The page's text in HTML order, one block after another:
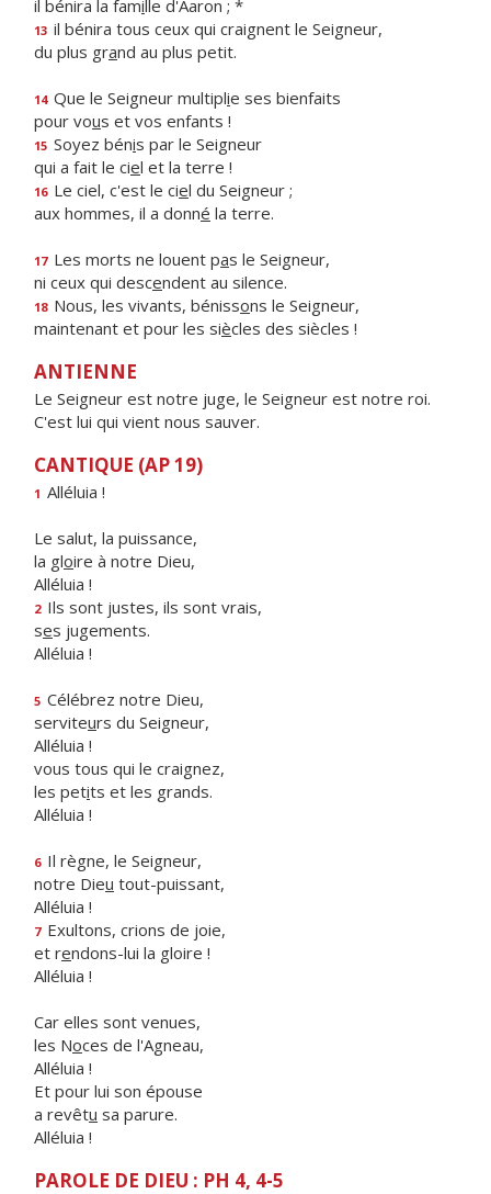
il bénira la fami lle d'Aaron ; *
13 il bénira tous ceux qui craignent le Seigneur,
du plus grand au plus petit.
14 Que le Seigneur multiplie ses bienfaits
pour vous et vos enfants !
15 Soyez bénis par le Seigneur
qui a fait le ciel et la terre !
16 Le ciel, c'est le ciel du Seigneur ;
aux hommes, il a donné la terre.
17 Les morts ne louent pas le Seigneur,
ni ceux qui descendent au silence.
18 Nous, les vivants, bénissons le Seigneur,
maintenant et pour les siècles des siècles !
ANTIENNE
Le Seigneur est notre juge, le Seigneur est notre roi.
C'est lui qui vient nous sauver.
CANTIQUE (AP 19)
1 Alléluia !
Le salut, la puissance,
la gloire à notre Dieu,
Alléluia !
2 Ils sont justes, ils sont vrais,
ses jugements.
Alléluia !
5 Célébrez notre Dieu,
serviteurs du Seigneur,
Alléluia !
vous tous qui le craignez,
les petits et les grands.
Alléluia !
6 Il règne, le Seigneur,
notre Dieu tout-puissant,
Alléluia !
7 Exultons, crions de joie,
et rendons-lui la gloire !
Alléluia !
Car elles sont venues,
les Noces de l'Agneau,
Alléluia !
Et pour lui son épouse
a revêtu sa parure.
Alléluia !
PAROLE DE DIEU : PH 4, 4-5